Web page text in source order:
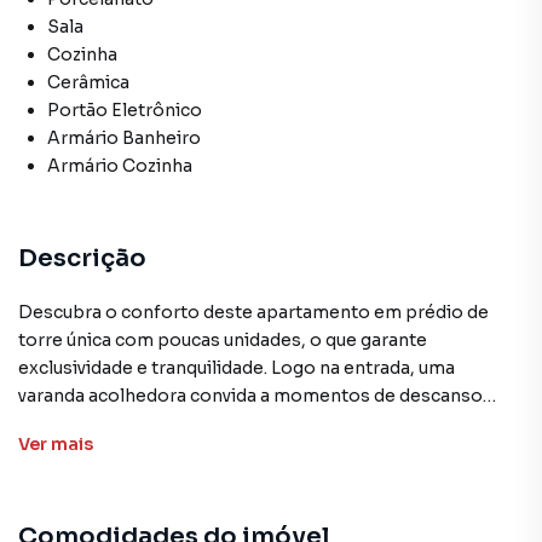
Sala
Cozinha
Cerâmica
Portão Eletrônico
Armário Banheiro
Armário Cozinha
Descrição
Descubra o conforto deste apartamento em prédio de
torre única com poucas unidades, o que garante
exclusividade e tranquilidade. Logo na entrada, uma
varanda acolhedora convida a momentos de descanso
oferece o cenário ideal para reunir amigos e familiares.
integrada à cozinha cria um ambiente moderno e
Ver mais